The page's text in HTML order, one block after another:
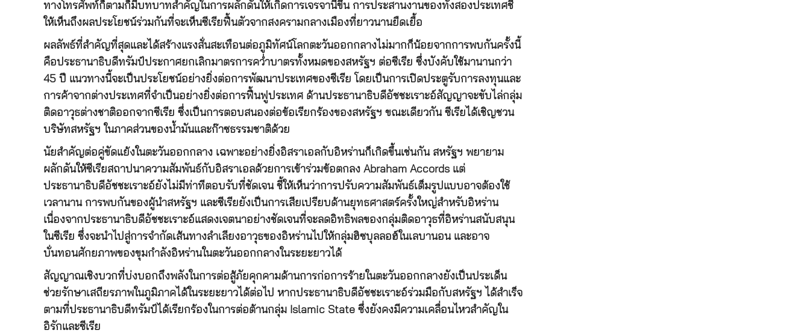
ทางโทรศัพท์ก็ตามก็มีบทบาทสำคัญในการผลักดันให้เกิดการเจรจานี้ขึ้น การประสานงานของทั้งสองประเทศชี้
ให้เห็นถึงผลประโยชน์ร่วมกันที่จะเห็นซีเรียฟื้นตัวจากสงครามกลางเมืองที่ยาวนานยืดเยื้อ
ผลลัพธ์ที่สำคัญที่สุดและได้สร้างแรงสั่นสะเทือนต่อภูมิทัศน์โลกตะวันออกกลางไม่มากก็น้อยจากการพบกันครั้งนี้
คือประธานาธิบดีทรัมป์ประกาศยกเลิกมาตรการคว่ำบาตรทั้งหมดของสหรัฐฯ ต่อซีเรีย ซึ่งบังคับใช้มานานกว่า
45 ปี แนวทางนี้จะเป็นประโยชน์อย่างยิ่งต่อการพัฒนาประเทศของซีเรีย โดยเป็นการเปิดประตูรับการลงทุนและ
การค้าจากต่างประเทศที่จำเป็นอย่างยิ่งต่อการฟื้นฟูประเทศ ด้านประธานาธิบดีอัชชะเราะอ์สัญญาจะขับไล่กลุ่ม
ติดอาวุธต่างชาติออกจากซีเรีย ซึ่งเป็นการตอบสนองต่อข้อเรียกร้องของสหรัฐฯ ขณะเดียวกัน ซีเรียได้เชิญชวน
บริษัทสหรัฐฯ ในภาคส่วนของน้ำมันและก๊าซธรรมชาติด้วย
นัยสำคัญต่อคู่ขัดแย้งในตะวันออกกลาง เฉพาะอย่างยิ่งอิสราเอลกับอิหร่านก็เกิดขึ้นเช่นกัน สหรัฐฯ พยายาม
ผลักดันให้ซีเรียสถาปนาความสัมพันธ์กับอิสราเอลด้วยการเข้าร่วมข้อตกลง Abraham Accords แต่
ประธานาธิบดีอัชชะเราะอ์ยังไม่มีท่าทีตอบรับที่ชัดเจน ชี้ให้เห็นว่าการปรับความสัมพันธ์เต็มรูปแบบอาจต้องใช้
เวลานาน การพบกันของผู้นำสหรัฐฯ และซีเรียยังเป็นการเสียเปรียบด้านยุทธศาสตร์ครั้งใหญ่สำหรับอิหร่าน
เนื่องจากประธานาธิบดีอัชชะเราะอ์แสดงเจตนาอย่างชัดเจนที่จะลดอิทธิพลของกลุ่มติดอาวุธที่อิหร่านสนับสนุน
ในซีเรีย ซึ่งจะนำไปสู่การจำกัดเส้นทางลำเลียงอาวุธของอิหร่านไปให้กลุ่มฮิซบุลลอฮ์ในเลบานอน และอาจ
บั่นทอนศักยภาพของขุมกำลังอิหร่านในตะวันออกกลางในระยะยาวได้
สัญญาณเชิงบวกที่บ่งบอกถึงพลังในการต่อสู้ภัยคุกคามด้านการก่อการร้ายในตะวันออกกลางยังเป็นประเด็น
ช่วยรักษาเสถียรภาพในภูมิภาคได้ในระยะยาวได้ต่อไป หากประธานาธิบดีอัชชะเราะอ์ร่วมมือกับสหรัฐฯ ได้สำเร็จ
ตามที่ประธานาธิบดีทรัมป์ได้เรียกร้องในการต่อต้านกลุ่ม Islamic State ซึ่งยังคงมีความเคลื่อนไหวสำคัญใน
อิรักและซีเรีย